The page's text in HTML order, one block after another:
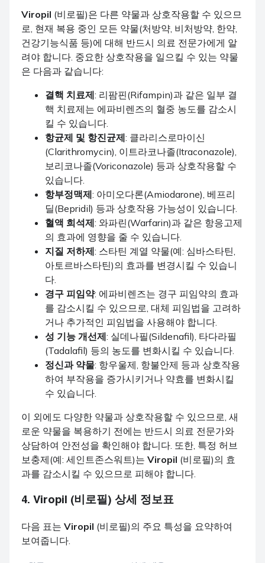
Viropil (비로필)은 다른 약물과 상호작용할 수 있으므
로, 현재 복용 중인 모든 약물(처방약, 비처방약, 한약,
건강기능식품 등)에 대해 반드시 의료 전문가에게 알
려야 합니다. 중요한 상호작용을 일으킬 수 있는 약물
은 다음과 같습니다:
결핵 치료제: 리팜핀(Rifampin)과 같은 일부 결
핵 치료제는 에파비렌즈의 혈중 농도를 감소시
킬 수 있습니다.
항균제 및 항진균제: 클라리스로마이신
(Clarithromycin), 이트라코나졸(Itraconazole),
보리코나졸(Voriconazole) 등과 상호작용할 수
있습니다.
항부정맥제: 아미오다론(Amiodarone), 베프리
딜(Bepridil) 등과 상호작용 가능성이 있습니다.
혈액 희석제: 와파린(Warfarin)과 같은 항응고제
의 효과에 영향을 줄 수 있습니다.
지질 저하제: 스타틴 계열 약물(예: 심바스타틴,
아토르바스타틴)의 효과를 변경시킬 수 있습니
다.
경구 피임약: 에파비렌즈는 경구 피임약의 효과
를 감소시킬 수 있으므로, 대체 피임법을 고려하
거나 추가적인 피임법을 사용해야 합니다.
성 기능 개선제: 실데나필(Sildenafil), 타다라필
(Tadalafil) 등의 농도를 변화시킬 수 있습니다.
정신과 약물: 항우울제, 항불안제 등과 상호작용
하여 부작용을 증가시키거나 약효를 변화시킬
수 있습니다.
이 외에도 다양한 약물과 상호작용할 수 있으므로, 새
로운 약물을 복용하기 전에는 반드시 의료 전문가와
상담하여 안전성을 확인해야 합니다. 또한, 특정 허브
보충제(예: 세인트존스워트)는 Viropil (비로필)의 효
과를 감소시킬 수 있으므로 피해야 합니다.
4. Viropil (비로필) 상세 정보표
다음 표는 Viropil (비로필)의 주요 특성을 요약하여
보여줍니다.